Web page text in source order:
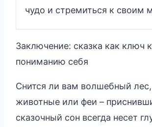
чудо и стремиться к своим
Заключение: сказка как ключ к
пониманию себя
Снится ли вам волшебный
животные или феи –
сказочный сон всегда несет